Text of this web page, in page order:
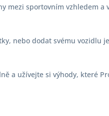
mezi sportovním vzhledem a
nebo dodat svému vozidlu
a užívejte si výhody, které